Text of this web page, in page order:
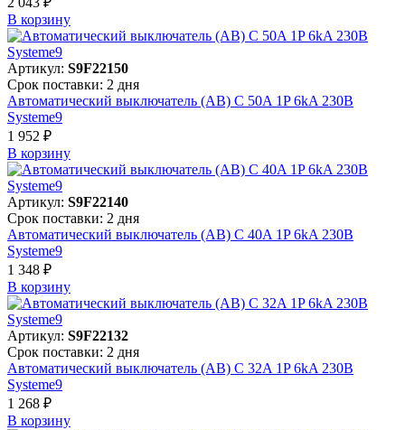
В корзинy
Артикул: S9F22150
Срок поставки: 2 дня
Автоматический выключатель (АВ) C 50A 1P 6kA 230В
Systeme9
1 952 ₽
В корзинy
Артикул: S9F22140
Срок поставки: 2 дня
Автоматический выключатель (АВ) C 40A 1P 6kA 230В
Systeme9
1 348 ₽
В корзинy
Артикул: S9F22132
Срок поставки: 2 дня
Автоматический выключатель (АВ) C 32A 1P 6kA 230В
Systeme9
1 268 ₽
В корзинy